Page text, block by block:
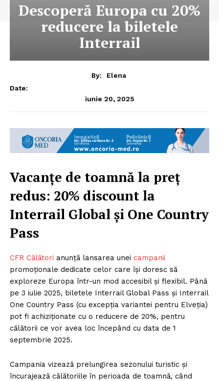
Descoperă Europa cu 20%
reducere la biletele
Interrail
By:
Elena
Date:
iunie 20, 2025
Vacanțe de toamnă la preț
redus: 20% discount la
Interrail Global și One Country
Pass
CFR Călători anunță lansarea unei campanii
promoționale dedicate celor care își doresc să
exploreze Europa într-un mod accesibil și flexibil. Până
pe 3 iulie 2025, biletele Interrail Global Pass și Interrail
One Country Pass (cu excepția variantei pentru Elveția)
pot fi achiziționate cu o reducere de 20%, pentru
călătorii ce vor avea loc începând cu data de 1
septembrie 2025.
Campania vizează prelungirea sezonului turistic și
încurajează călătoriile în perioada de toamnă, când